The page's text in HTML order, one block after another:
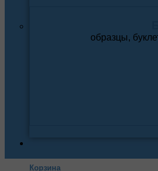
образцы,
Корзина